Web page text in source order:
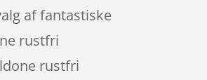
af fantastiske
rustfri
rustfri